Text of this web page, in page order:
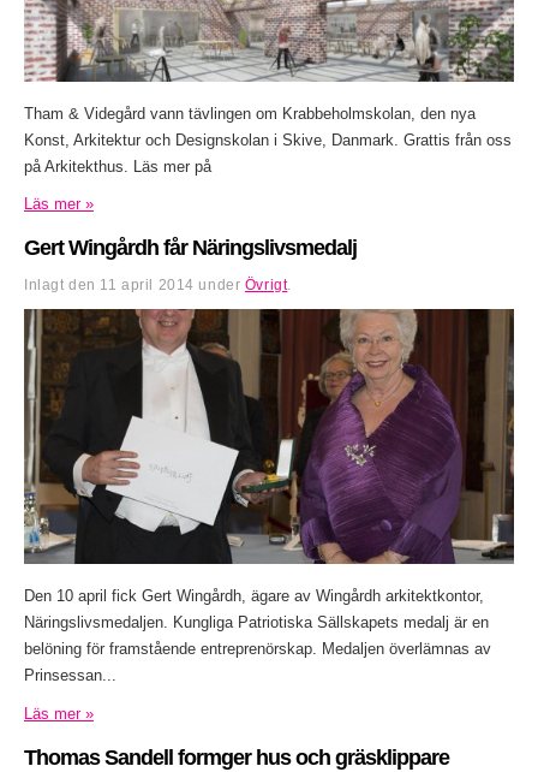
Tham & Videgård vann tävlingen om Krabbeholmskolan, den nya
Konst, Arkitektur och Designskolan i Skive, Danmark. Grattis från oss
på Arkitekthus. Läs mer på
Läs mer »
Gert Wingårdh får Näringslivsmedalj
Inlagt den 11 april 2014 under Övrigt.
Den 10 april fick Gert Wingårdh, ägare av Wingårdh arkitektkontor,
Näringslivsmedaljen. Kungliga Patriotiska Sällskapets medalj är en
belöning för framstående entreprenörskap. Medaljen överlämnas av
Prinsessan...
Läs mer »
Thomas Sandell formger hus och gräsklippare